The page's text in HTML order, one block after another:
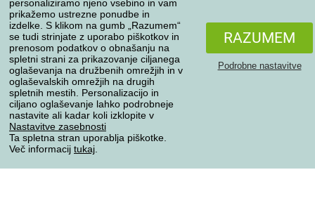
personaliziramo njeno vsebino in vam
prikažemo ustrezne ponudbe in
izdelke. S klikom na gumb „Razumem“
se tudi strinjate z uporabo piškotkov in
prenosom podatkov o obnašanju na
spletni strani za prikazovanje ciljanega
oglaševanja na družbenih omrežjih in v
oglaševalskih omrežjih na drugih
spletnih mestih. Personalizacijo in
ciljano oglaševanje lahko podrobneje
nastavite ali kadar koli izklopite v
Nastavitve zasebnosti
Ta spletna stran uporablja piškotke.
Več informacij tukaj
RAZUMEM
Podrobne nastavitve
Pravila obdelave ocen
Načini prevoza
Načini plačila
Zanesljiva trgovina